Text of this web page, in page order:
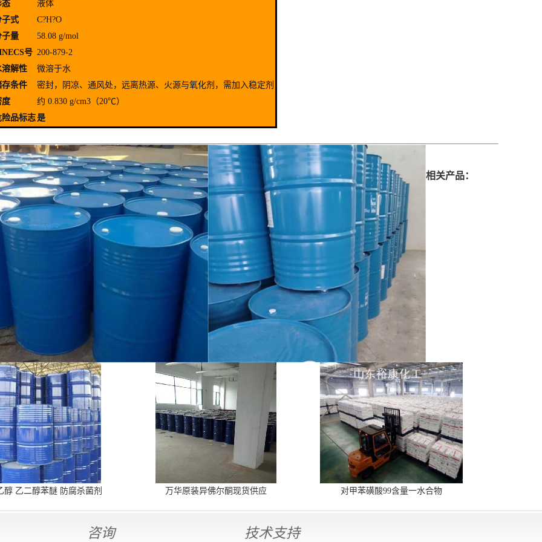
态
液体
子式
C?H?O
子量
58.08 g/mol
号 200-879-2
溶解性
微溶于水
存条件
密封，阴凉、通风处，远离热源、火源与氧化剂，需加入稳定剂
度
约 0.830 g/cm3（20℃）
险品标志是
相关产品：
醇 乙二醇苯醚 防腐杀菌剂 万华原装异佛尔酮现货供应 对甲苯磺酸99含量一水合物
咨询 技术支持